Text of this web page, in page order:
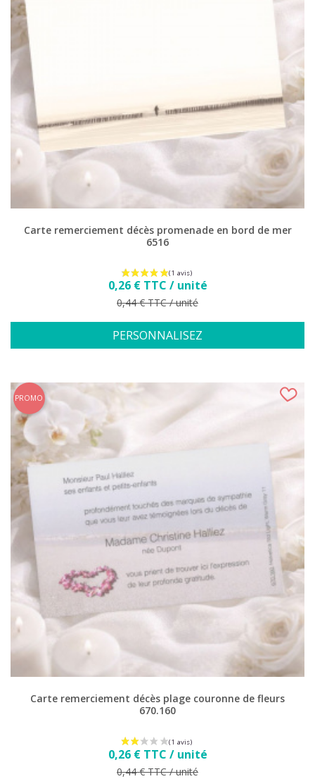
Carte remerciement décès promenade en bord de mer
6516
Prix
0,26 € TTC / unité
Prix de base
0,44 € TTC / unité
PERSONNALISEZ
Carte remerciement décès plage couronne de fleurs
670.160
Prix
0,26 € TTC / unité
Prix de base
0,44 € TTC / unité
PROMO